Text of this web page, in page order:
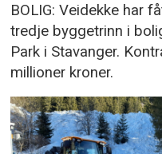
BOLIG: Veidekke har
tredje byggetrinn i
Park i Stavanger.
millioner kroner.